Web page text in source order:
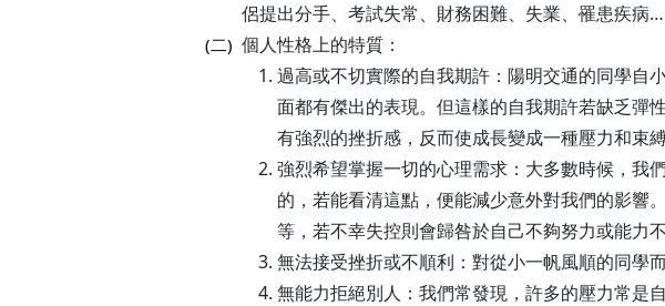
侶提出分手、考試失常、財務困難、失業、罹患疾病
(二) 個人性格上的特質：
過高或不切實際的自我期許：陽明交通的同學自
面都有傑出的表現。但這樣的自我期許若缺乏彈
有強烈的挫折感，反而使成長變成一種壓力和束縛
強烈希望掌握一切的心理需求：大多數時候，我
的，若能看清這點，便能減少意外對我們的影響
等，若不幸失控則會歸咎於自己不夠努力或能力
無法接受挫折或不順利：對從小一帆風順的同學
無能力拒絕別人：我們常發現，許多的壓力常是